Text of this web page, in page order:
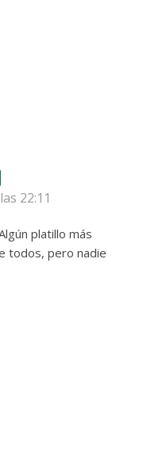
22:11
platillo más
todos, pero nadie